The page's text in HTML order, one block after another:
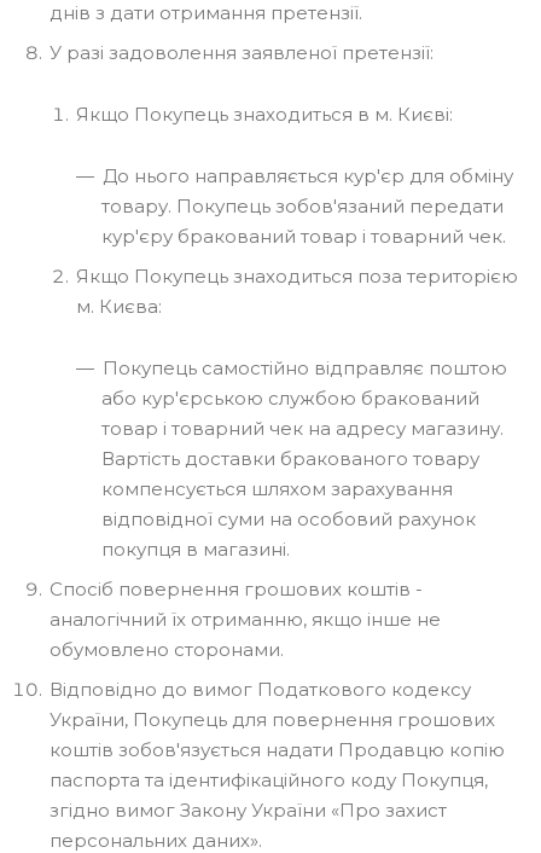
днів з дати отримання претензії.
У разі задоволення заявленої претензії:
Якщо Покупець знаходиться в м. Києві:
До нього направляється кур'єр для обміну
товару. Покупець зобов'язаний передати
кур'єру бракований товар і товарний чек.
Якщо Покупець знаходиться поза територією
м. Києва:
Покупець самостійно відправляє поштою
або кур'єрською службою бракований
товар і товарний чек на адресу магазину.
Вартість доставки бракованого товару
компенсується шляхом зарахування
відповідної суми на особовий рахунок
покупця в магазині.
Спосіб повернення грошових коштів -
аналогічний їх отриманню, якщо інше не
обумовлено сторонами.
Відповідно до вимог Податкового кодексу
України, Покупець для повернення грошових
коштів зобов'язується надати Продавцю копію
паспорта та ідентифікаційного коду Покупця,
згідно вимог Закону України «Про захист
персональних даних».